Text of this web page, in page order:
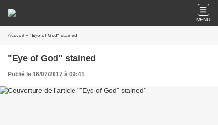
MENU
Accueil » "Eye of God" stained
"Eye of God" stained
Publié le 16/07/2017 à 09:41